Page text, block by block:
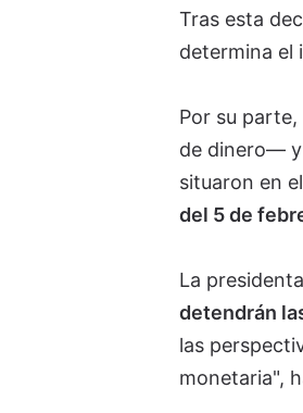
Tras esta
determina el
Por su
de dinero—
situaron en
del 5 de
La
detendrán
las
monetaria",